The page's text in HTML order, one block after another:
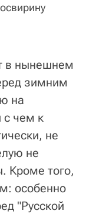
в нынешнем
зимним
на
с чем к
не
не
Кроме того,
особенно
"Русской